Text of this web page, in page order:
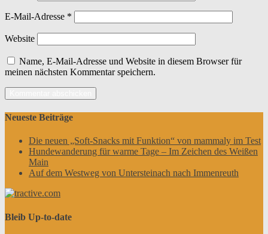
E-Mail-Adresse *
Website
Name, E-Mail-Adresse und Website in diesem Browser für
meinen nächsten Kommentar speichern.
Neueste Beiträge
Die neuen „Soft-Snacks mit Funktion“ von mammaly im Test
Hundewanderung für warme Tage – Im Zeichen des Weißen
Main
Auf dem Westweg von Untersteinach nach Immenreuth
Bleib Up-to-date